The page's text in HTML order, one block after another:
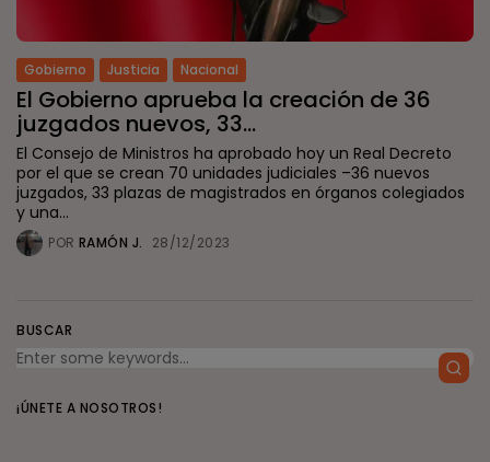
Gobierno Justicia Nacional
El Gobierno aprueba la creación de 36
juzgados nuevos, 33...
El Consejo de Ministros ha aprobado hoy un Real Decreto
por el que se crean 70 unidades judiciales –36 nuevos
juzgados, 33 plazas de magistrados en órganos colegiados
y una...
POR RAMÓN J. 28/12/2023
BUSCAR
¡ÚNETE A NOSOTROS!